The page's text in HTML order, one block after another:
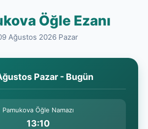
Öğle Ezanı
Ağustos 2026 Pazar
Pazar - Bugün
Pamukova Öğle Namazı
13:10